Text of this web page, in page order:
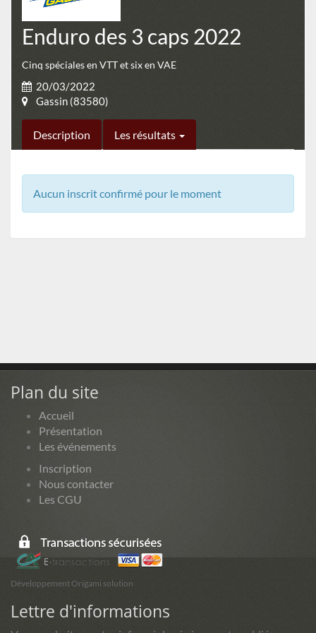
Enduro des 3 caps 2022
Cinq spéciales en VTT et six en VAE
20/03/2022
Gassin (83580)
Description Les résultats
Aucun inscrit confirmé pour le moment
Plan du site
Accueil
Présentation
Les événements
Inscription
Nous contacter
Les CGU
Développement Origami solution
Lettre d'informations